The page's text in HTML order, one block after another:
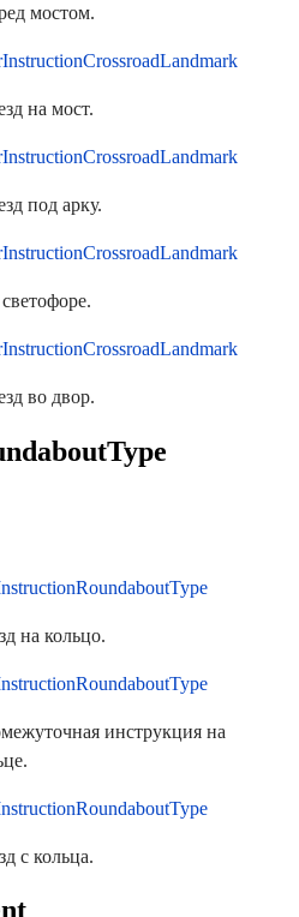
мостом.
на мост.
под арку.
во двор.
на кольцо.
инструкция на
с кольца.